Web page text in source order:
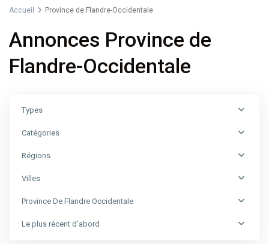
Accueil Province de Flandre-Occidentale
Annonces Province de
Flandre-Occidentale
Types
Catégories
Régions
Villes
Province De Flandre Occidentale
Le plus récent d'abord
Province
Flandre-
Occidentale